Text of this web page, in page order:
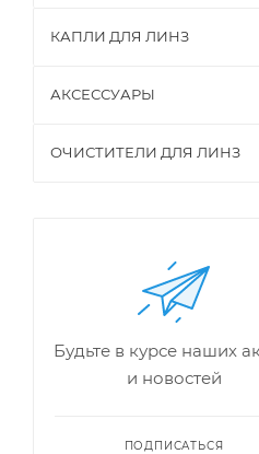
КАПЛИ ДЛЯ ЛИНЗ
АКСЕССУАРЫ
ОЧИСТИТЕЛИ ДЛЯ ЛИНЗ
Будьте в курсе наших
и новостей
ПОДПИСАТЬСЯ